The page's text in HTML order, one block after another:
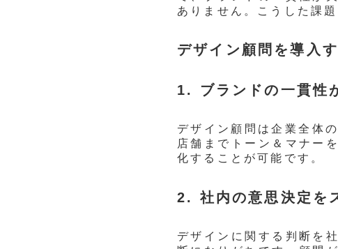
ありません。こうした課
デザイン顧問を導入
1. ブランドの一貫性
デザイン顧問は企業全体
店舗までトーン＆マナー
化することが可能です。
2. 社内の意思決定を
デザインに関する判断を